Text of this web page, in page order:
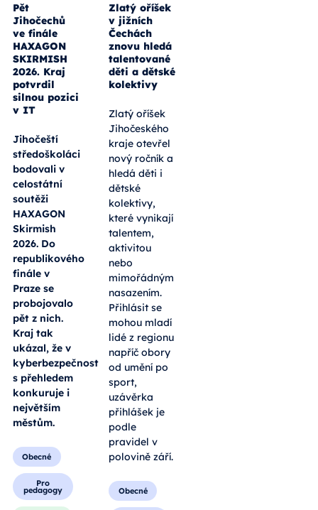
Pět
Jihočechů
ve finále
HAXAGON
SKIRMISH
2026. Kraj
potvrdil
silnou pozici
v IT
Jihočeští
středoškoláci
bodovali v
celostátní
soutěži
HAXAGON
Skirmish
2026. Do
republikového
finále v
Praze se
probojovalo
pět z nich.
Kraj tak
ukázal, že v
kyberbezpečnosti
s přehledem
konkuruje i
největším
městům.
Obecné
Pro
pedagogy
Zlatý oříšek
v jižních
Čechách
znovu hledá
talentované
děti a dětské
kolektivy
Zlatý oříšek
Jihočeského
kraje otevřel
nový ročník a
hledá děti i
dětské
kolektivy,
které vynikají
talentem,
aktivitou
nebo
mimořádným
nasazením.
Přihlásit se
mohou mladí
lidé z regionu
napříč obory
od umění po
sport,
uzávěrka
přihlášek je
podle
pravidel v
polovině září.
Obecné